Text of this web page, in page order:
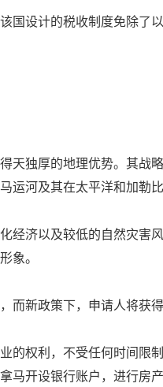
国设计的税收制度免除了以
天独厚的地理优势。其战
运河及其在太平洋和加勒
经济以及较低的自然灾
象。
而新政策下，申请人将获得
的权利，不受任何时间限
马开设银行账户，进行房